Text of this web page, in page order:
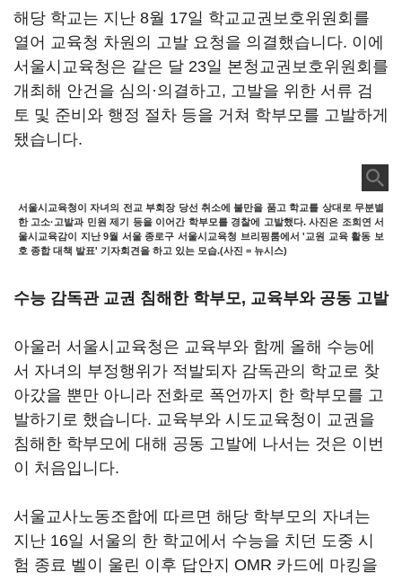
해당 학교는 지난 8월 17일 학교교권보호위원회를
열어 교육청 차원의 고발 요청을 의결했습니다. 이에
서울시교육청은 같은 달 23일 본청교권보호위원회를
개최해 안건을 심의·의결하고, 고발을 위한 서류 검
토 및 준비와 행정 절차 등을 거쳐 학부모를 고발하게
됐습니다.
서울시교육청이 자녀의 전교 부회장 당선 취소에 불만을 품고 학교를 상대로 무분별
한 고소·고발과 민원 제기 등을 이어간 학부모를 경찰에 고발했다. 사진은 조희연 서
울시교육감이 지난 9월 서울 종로구 서울시교육청 브리핑룸에서 '교원 교육 활동 보
호 종합 대책 발표' 기자회견을 하고 있는 모습.(사진 = 뉴시스)
수능 감독관 교권 침해한 학부모, 교육부와 공동 고발
아울러 서울시교육청은 교육부와 함께 올해 수능에
서 자녀의 부정행위가 적발되자 감독관의 학교로 찾
아갔을 뿐만 아니라 전화로 폭언까지 한 학부모를 고
발하기로 했습니다. 교육부와 시도교육청이 교권을
침해한 학부모에 대해 공동 고발에 나서는 것은 이번
이 처음입니다.
서울교사노동조합에 따르면 해당 학부모의 자녀는
지난 16일 서울의 한 학교에서 수능을 치던 도중 시
험 종료 벨이 울린 이후 답안지 OMR 카드에 마킹을